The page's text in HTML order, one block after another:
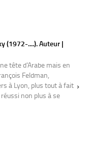
(1972-....). Auteur |
tête d'Arabe mais en
Feldman,
à Lyon, plus tout à fait
non plus à se